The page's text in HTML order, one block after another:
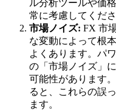
ル分析ツールや価
常に考慮してくださ
市場ノイズ: FX 市
な変動によって根
よくあります。パ
の「市場ノイズ」
可能性があります
ると、これらの誤
ます。